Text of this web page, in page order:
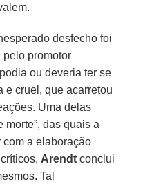
desfecho foi
pelo promotor
ou deveria ter se
e cruel, que acarretou
Uma delas
morte”, das quais a
a elaboração
Arendt conclui
Tal